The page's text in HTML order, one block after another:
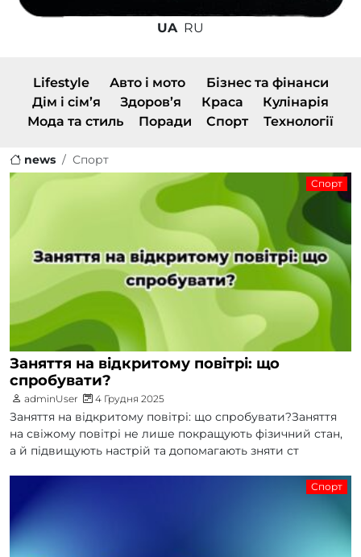
UA RU
Lifestyle Авто і мото
Бізнес та фінанси
Дім і сім’я
Здоров’я Краса
Кулінарія
Мода та стиль
Поради Спорт Технології
news Спорт
Спорт
Заняття на відкритому повітрі: що
спробувати?
adminUser 4 Грудня 2025
Заняття на відкритому повітрі: що спробувати?Заняття
на свіжому повітрі не лише покращують фізичний стан,
а й підвищують настрій та допомагають зняти ст
Спорт